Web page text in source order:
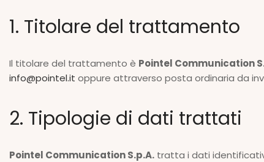
1. Titolare del trattamento
Il titolare del trattamento è Pointel Communication
info@pointel.it oppure attraverso posta ordinaria da
2. Tipologie di dati trattati
Pointel Communication S.p.A. tratta i dati